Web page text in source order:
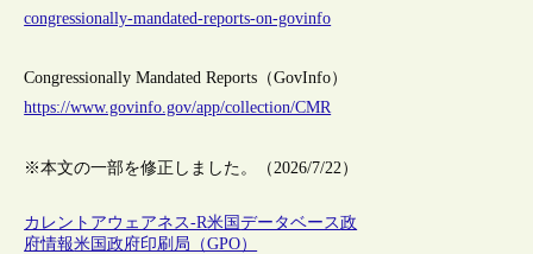
congressionally-mandated-reports-on-govinfo
Congressionally Mandated Reports（GovInfo）
https://www.govinfo.gov/app/collection/CMR
※本文の一部を修正しました。（2026/7/22）
カレントアウェアネス-R米国データベース政
府情報米国政府印刷局（GPO）